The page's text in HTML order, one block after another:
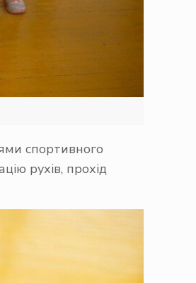
спортивного
рухів, прохід